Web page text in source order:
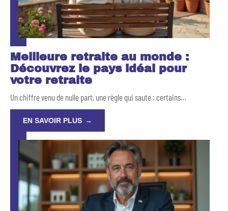
Meilleure retraite au monde :
Découvrez le pays idéal pour
votre retraite
Un chiffre venu de nulle part, une règle qui saute : certains…
EN SAVOIR PLUS